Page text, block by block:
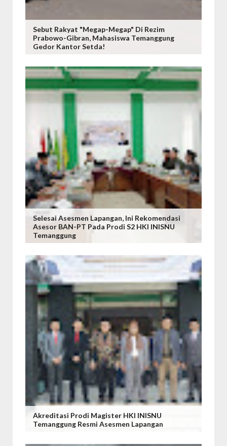
Sebut Rakyat "Megap-Megap" Di Rezim
Prabowo-Gibran, Mahasiswa Temanggung
Gedor Kantor Setda!
Selesai Asesmen Lapangan, Ini Rekomendasi
Asesor BAN-PT Pada Prodi S2 HKI INISNU
Temanggung
Akreditasi Prodi Magister HKI INISNU
Temanggung Resmi Asesmen Lapangan